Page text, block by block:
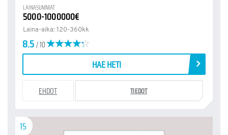
LAINASUMMAT
5000-1000000€
Laina-aika: 120-360kk
8.5/ 10
HAE HETI
EHDOT TIEDOT
15